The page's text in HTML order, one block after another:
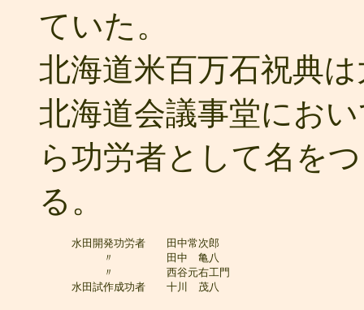
ていた。
北海道米百万石祝典
北海道会議事堂にお
ら功労者として名を
る。
水田開発功労者　　田中常次郎
〃　　　　　田中　亀八
〃　　　　　西谷元右工門
水田試作成功者　　十川　茂八